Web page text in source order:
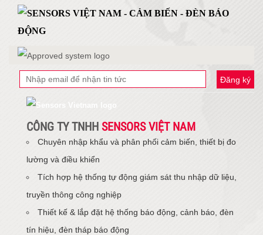
Đăng ký
CÔNG TY TNHH SENSORS VIỆT NAM
Chuyên nhập khẩu và phân phối cảm biến, thiết bị đo
lường và điều khiển
Tích hợp hệ thống tự động giám sát thu nhập dữ liệu,
truyền thông công nghiệp
Thiết kế & lắp đặt hệ thống báo động, cảnh báo, đèn
tín hiệu, đèn tháp báo động